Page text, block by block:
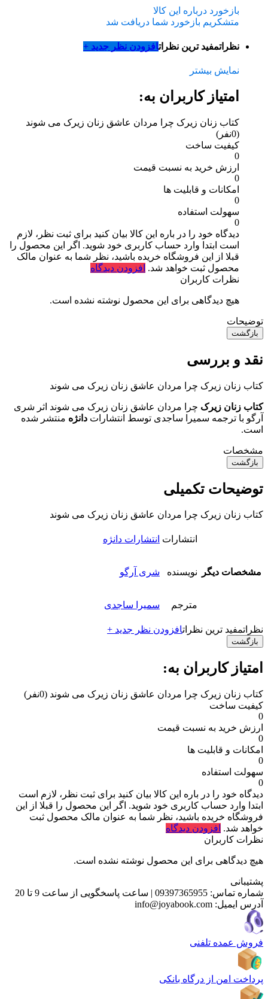
بازخورد درباره این کالا
متشکریم بازخورد شما دریافت شد
نظراتمفید ترین نظراتافزودن نظر جدید +
نمایش بیشتر
امتیاز کاربران به:
کتاب زنان زیرک چرا مردان عاشق زنان زیرک می شوند
(0نفر)
کیفیت ساخت
0
ارزش خرید به نسبت قیمت
0
امکانات و قابلیت ها
0
سهولت استفاده
0
دیدگاه خود را در باره این کالا بیان کنید برای ثبت نظر، لازم
است ابتدا وارد حساب کاربری خود شوید. اگر این محصول را
قبلا از این فروشگاه خریده باشید، نظر شما به عنوان مالک
محصول ثبت خواهد شد. افزودن دیدگاه
نظرات کاربران
هیچ دیدگاهی برای این محصول نوشته نشده است.
توضیحات
بازگشت
نقد و بررسی
کتاب زنان زیرک چرا مردان عاشق زنان زیرک می شوند
کتاب زنان زیرک چرا مردان عاشق زنان زیرک می شوند اثر شری
آرگو با ترجمه سمیرا ساجدی توسط انتشارات دانژه منتشر شده
است.
مشخصات
بازگشت
توضیحات تکمیلی
کتاب زنان زیرک چرا مردان عاشق زنان زیرک می شوند
مشخصات دیگر
انتشارات انتشارات دانژه
نویسنده شری آرگو
مترجم سمیرا ساجدی
نظراتمفید ترین نظراتافزودن نظر جدید +
بازگشت
امتیاز کاربران به:
کتاب زنان زیرک چرا مردان عاشق زنان زیرک می شوند (0نفر)
کیفیت ساخت
0
ارزش خرید به نسبت قیمت
0
امکانات و قابلیت ها
0
سهولت استفاده
0
دیدگاه خود را در باره این کالا بیان کنید برای ثبت نظر، لازم است
ابتدا وارد حساب کاربری خود شوید. اگر این محصول را قبلا از این
فروشگاه خریده باشید، نظر شما به عنوان مالک محصول ثبت
خواهد شد. افزودن دیدگاه
نظرات کاربران
هیچ دیدگاهی برای این محصول نوشته نشده است.
پشتیبانی
شماره تماس: 09397365955
| ساعت پاسخگویی از ساعت 9 تا 20
آدرس ایمیل: info@joyabook.com
فروش عمده تلفنی
پرداخت امن از درگاه بانکی